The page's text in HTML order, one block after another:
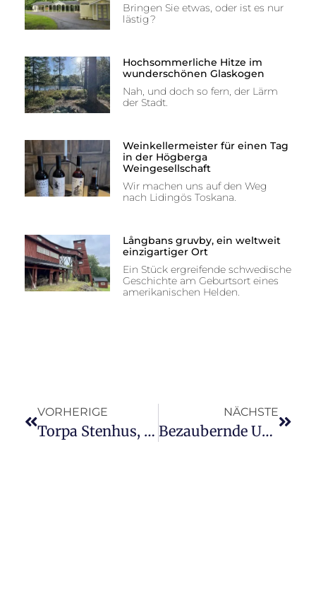
Bringen Sie etwas, oder ist es nur
lästig?
Hochsommerliche Hitze im
wunderschönen Glaskogen
Nah, und doch so fern, der Lärm
der Stadt.
Weinkellermeister für einen Tag
in der Högberga
Weingesellschaft
Wir machen uns auf den Weg
nach Lidingös Toskana.
Långbans gruvby, ein weltweit
einzigartiger Ort
Ein Stück ergreifende schwedische
Geschichte am Geburtsort eines
amerikanischen Helden.
VORHERIGE
Torpa Stenhus, eine faszinierende mittelalterliche Burg
NÄCHSTE
Bezaubernde Umgebungen im Bauerskogen